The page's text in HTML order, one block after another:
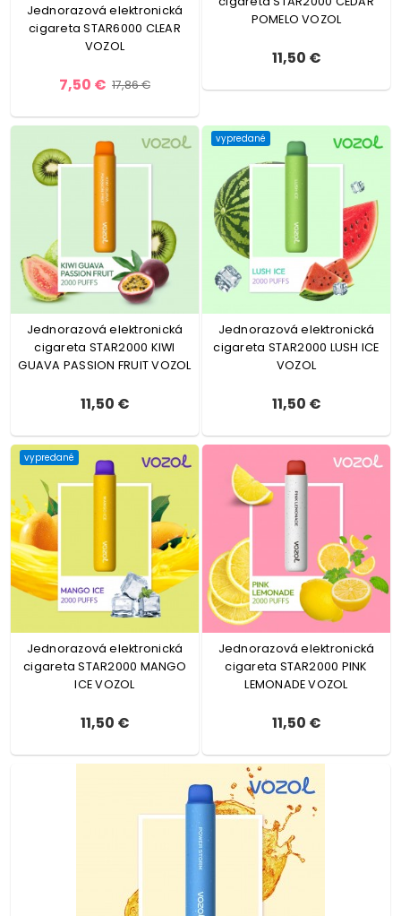
Jednorazová elektronická
cigareta STAR6000 CLEAR
VOZOL
7,50 € 17,86 €
POMELO VOZOL
11,50 €
Jednorazová elektronická
cigareta STAR2000 KIWI
GUAVA PASSION FRUIT VOZOL
11,50 €
vypredané
Jednorazová elektronická
cigareta STAR2000 LUSH ICE
VOZOL
11,50 €
vypredané
Jednorazová elektronická
cigareta STAR2000 MANGO
ICE VOZOL
11,50 €
Jednorazová elektronická
cigareta STAR2000 PINK
LEMONADE VOZOL
11,50 €